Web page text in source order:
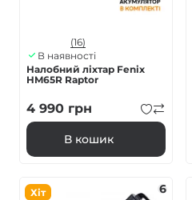
(16)
В наявності
Налобний ліхтар Fenix
HM65R Raptor
4 990 грн
В кошик
Хіт
6